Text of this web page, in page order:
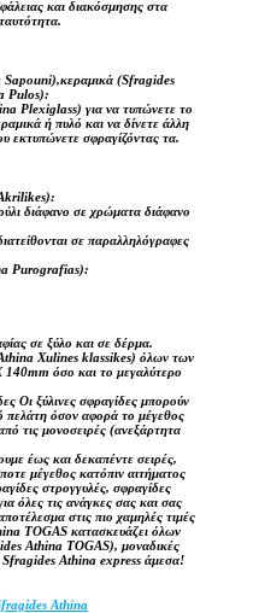
και διακόσμησης στα
Sapouni),κεραμικά (Sfragides
Pulos):
Plexiglass) για να τυπώνετε το
ή πυλό και να δίνετε άλλη
εκτυπώνετε σφραγίζόντας τα.
διάφανο σε χρώματα διάφανο
σε παραλληλόγραφες
Purografias):
σε ξύλο και σε δέρμα.
Xulines klassikes) όλων των
όσο και το μεγαλύτερο
Οι ξύλινες σφραγίδες μπορούν
πελάτη όσον αφορά το μέγεθος
τις μονοσειρές (ανεξάρτητα
έως και δεκαπέντε σειρές,
μέγεθος κατόπιν αιτήματος
στρογγυλές, σφραγίδες
όλες τις ανάγκες σας και σας
στις πιο χαμηλές τιμές
TOGAS κατασκευάζει όλων
Athina TOGAS), μοναδικές
Athina express άμεσα!
Athina